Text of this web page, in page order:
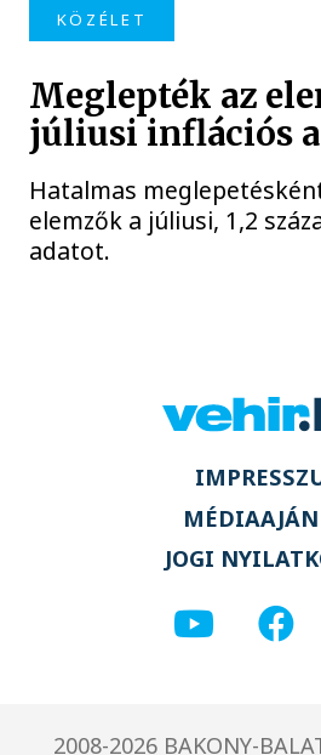
KÖZÉLET
Meglepték az
júliusi inflációs
Hatalmas
elemzők a júliusi, 1,2
adatot.
JOGI
2008-2026 BAKONY-